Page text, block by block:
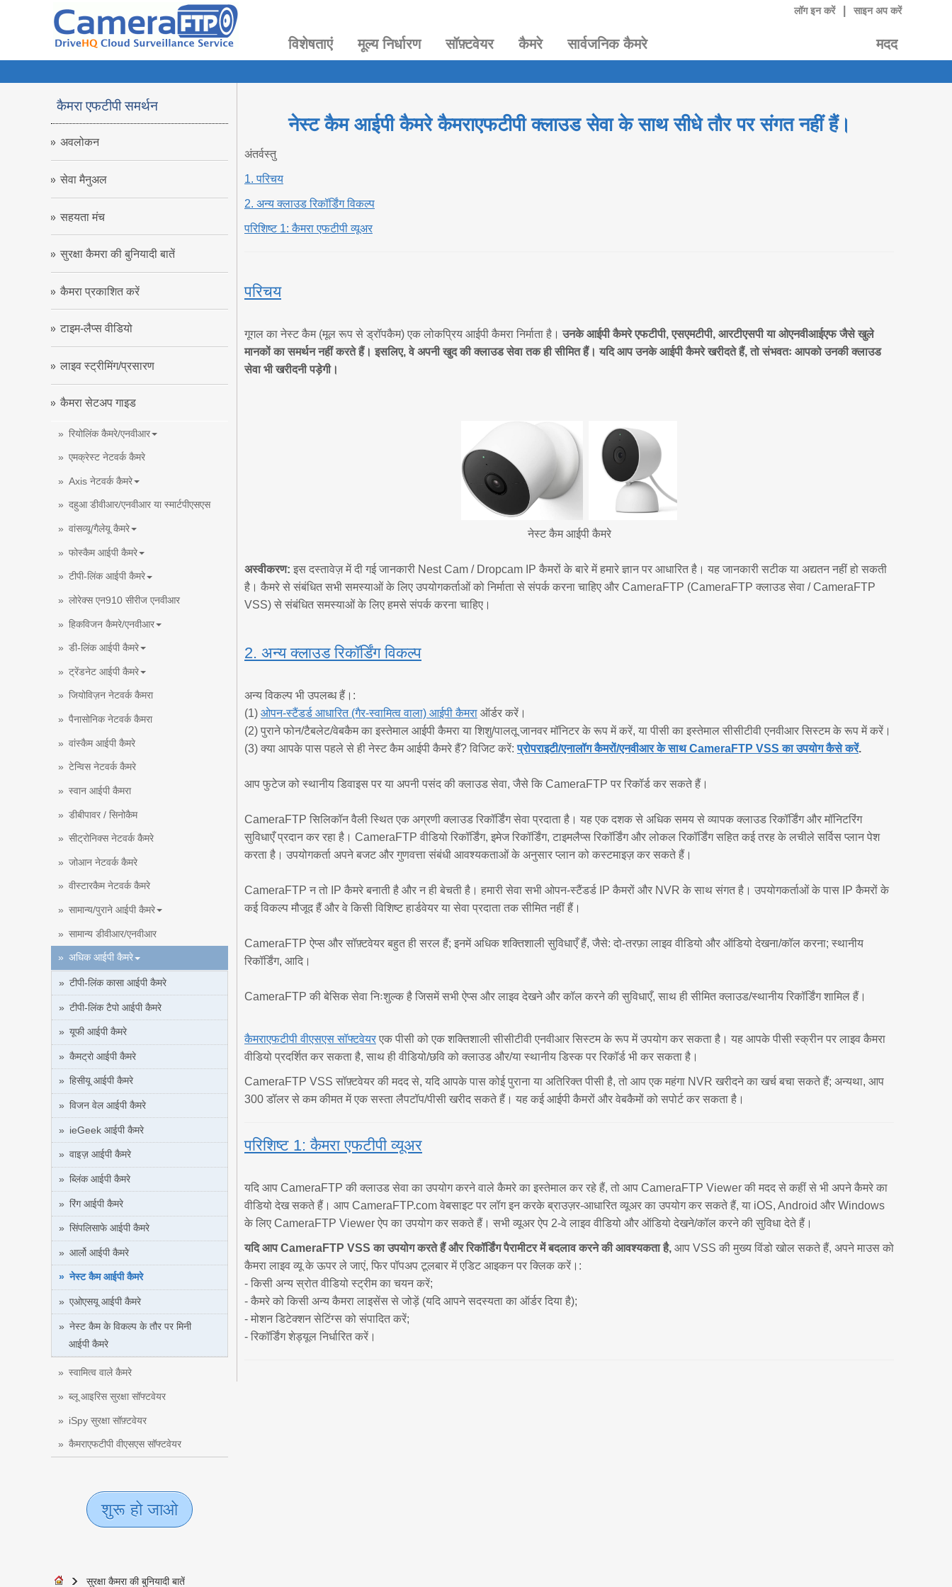
लॉग इन करें साइन अप करें
विशेषताएं मूल्य निर्धारण सॉफ़्टवेयर कैमरे सार्वजनिक कैमरे मदद
कैमरा एफटीपी समर्थन
अवलोकन
सेवा मैनुअल
सहयता मंच
सुरक्षा कैमरा की बुनियादी बातें
कैमरा प्रकाशित करें
टाइम-लैप्स वीडियो
लाइव स्ट्रीमिंग/प्रसारण
कैमरा सेटअप गाइड
रियोलिंक कैमरे/एनवीआर
एमक्रेस्ट नेटवर्क कैमरे
Axis नेटवर्क कैमरे
दहुआ डीवीआर/एनवीआर या स्मार्टपीएसएस
वांसव्यू/गैलेयू कैमरे
फोस्कैम आईपी कैमरे
टीपी-लिंक आईपी कैमरे
लोरेक्स एन910 सीरीज एनवीआर
हिकविजन कैमरे/एनवीआर
डी-लिंक आईपी कैमरे
ट्रेंडनेट आईपी कैमरे
जियोविज़न नेटवर्क कैमरा
पैनासोनिक नेटवर्क कैमरा
वांस्कैम आईपी कैमरे
टेन्विस नेटवर्क कैमरे
स्वान आईपी कैमरा
डीबीपावर / सिनोकैम
सीट्रोनिक्स नेटवर्क कैमरे
जोआन नेटवर्क कैमरे
वीस्टारकैम नेटवर्क कैमरे
सामान्य/पुराने आईपी कैमरे
सामान्य डीवीआर/एनवीआर
अधिक आईपी कैमरे
टीपी-लिंक कासा आईपी कैमरे
टीपी-लिंक टैपो आईपी कैमरे
यूफी आईपी कैमरे
कैमट्रो आईपी कैमरे
हिसीयू आईपी कैमरे
विजन वेल आईपी कैमरे
ieGeek आईपी कैमरे
वाइज़ आईपी कैमरे
ब्लिंक आईपी कैमरे
रिंग आईपी कैमरे
सिंपलिसाफे आईपी कैमरे
आर्लो आईपी कैमरे
नेस्ट कैम आईपी कैमरे
एओएसयू आईपी कैमरे
नेस्ट कैम के विकल्प के तौर पर मिनी
आईपी कैमरे
स्वामित्व वाले कैमरे
ब्लू आइरिस सुरक्षा सॉफ्टवेयर
iSpy सुरक्षा सॉफ़्टवेयर
कैमराएफटीपी वीएसएस सॉफ्टवेयर
शुरू हो जाओ
नेस्ट कैम आईपी कैमरे कैमराएफटीपी क्लाउड सेवा के साथ सीधे तौर पर संगत नहीं हैं।
अंतर्वस्तु
1. परिचय
2. अन्य क्लाउड रिकॉर्डिंग विकल्प
परिशिष्ट 1: कैमरा एफटीपी व्यूअर
परिचय
गूगल का नेस्ट कैम (मूल रूप से ड्रॉपकैम) एक लोकप्रिय आईपी कैमरा निर्माता है।उनके आईपी कैमरे एफटीपी, एसएमटीपी, आरटीएसपी या ओएनवीआईएफ जैसे खुले
मानकों का समर्थन नहीं करते हैं। इसलिए, वे अपनी खुद की क्लाउड सेवा तक ही सीमित हैं। यदि आप उनके आईपी कैमरे खरीदते हैं, तो संभवतः आपको उनकी क्लाउड
सेवा भी खरीदनी पड़ेगी।
नेस्ट कैम आईपी कैमरे
अस्वीकरण: इस दस्तावेज़ में दी गई जानकारी Nest Cam / Dropcam IP कैमरों के बारे में हमारे ज्ञान पर आधारित है। यह जानकारी सटीक या अद्यतन नहीं हो सकती
है। कैमरे से संबंधित सभी समस्याओं के लिए उपयोगकर्ताओं को निर्माता से संपर्क करना चाहिए और CameraFTP (CameraFTP क्लाउड सेवा / CameraFTP
VSS) से संबंधित समस्याओं के लिए हमसे संपर्क करना चाहिए।
2. अन्य क्लाउड रिकॉर्डिंग विकल्प
अन्य विकल्प भी उपलब्ध हैं।:
(1) ओपन-स्टैंडर्ड आधारित (गैर-स्वामित्व वाला) आईपी कैमरा ऑर्डर करें।
(2) पुराने फोन/टैबलेट/वेबकैम का इस्तेमाल आईपी कैमरा या शिशु/पालतू जानवर मॉनिटर के रूप में करें, या पीसी का इस्तेमाल सीसीटीवी एनवीआर सिस्टम के रूप में करें।
(3) क्या आपके पास पहले से ही नेस्ट कैम आईपी कैमरे हैं? विजिट करें:प्रोपराइटी/एनालॉग कैमरों/एनवीआर के साथ CameraFTP VSS का उपयोग कैसे करें.
आप फुटेज को स्थानीय डिवाइस पर या अपनी पसंद की क्लाउड सेवा, जैसे कि CameraFTP पर रिकॉर्ड कर सकते हैं।
CameraFTP सिलिकॉन वैली स्थित एक अग्रणी क्लाउड रिकॉर्डिंग सेवा प्रदाता है। यह एक दशक से अधिक समय से व्यापक क्लाउड रिकॉर्डिंग और मॉनिटरिंग
सुविधाएँ प्रदान कर रहा है। CameraFTP वीडियो रिकॉर्डिंग, इमेज रिकॉर्डिंग, टाइमलैप्स रिकॉर्डिंग और लोकल रिकॉर्डिंग सहित कई तरह के लचीले सर्विस प्लान पेश
करता है। उपयोगकर्ता अपने बजट और गुणवत्ता संबंधी आवश्यकताओं के अनुसार प्लान को कस्टमाइज़ कर सकते हैं।
CameraFTP न तो IP कैमरे बनाती है और न ही बेचती है। हमारी सेवा सभी ओपन-स्टैंडर्ड IP कैमरों और NVR के साथ संगत है। उपयोगकर्ताओं के पास IP कैमरों के
कई विकल्प मौजूद हैं और वे किसी विशिष्ट हार्डवेयर या सेवा प्रदाता तक सीमित नहीं हैं।
CameraFTP ऐप्स और सॉफ़्टवेयर बहुत ही सरल हैं; इनमें अधिक शक्तिशाली सुविधाएँ हैं, जैसे: दो-तरफ़ा लाइव वीडियो और ऑडियो देखना/कॉल करना; स्थानीय
रिकॉर्डिंग, आदि।
CameraFTP की बेसिक सेवा निःशुल्क है जिसमें सभी ऐप्स और लाइव देखने और कॉल करने की सुविधाएँ, साथ ही सीमित क्लाउड/स्थानीय रिकॉर्डिंग शामिल हैं।
कैमराएफटीपी वीएसएस सॉफ्टवेयर एक पीसी को एक शक्तिशाली सीसीटीवी एनवीआर सिस्टम के रूप में उपयोग कर सकता है। यह आपके पीसी स्क्रीन पर लाइव कैमरा
वीडियो प्रदर्शित कर सकता है, साथ ही वीडियो/छवि को क्लाउड और/या स्थानीय डिस्क पर रिकॉर्ड भी कर सकता है।
CameraFTP VSS सॉफ़्टवेयर की मदद से, यदि आपके पास कोई पुराना या अतिरिक्त पीसी है, तो आप एक महंगा NVR खरीदने का खर्च बचा सकते हैं; अन्यथा, आप
300 डॉलर से कम कीमत में एक सस्ता लैपटॉप/पीसी खरीद सकते हैं। यह कई आईपी कैमरों और वेबकैमों को सपोर्ट कर सकता है।
परिशिष्ट 1: कैमरा एफटीपी व्यूअर
यदि आप CameraFTP की क्लाउड सेवा का उपयोग करने वाले कैमरे का इस्तेमाल कर रहे हैं, तो आप CameraFTP Viewer की मदद से कहीं से भी अपने कैमरे का
वीडियो देख सकते हैं। आप CameraFTP.com वेबसाइट पर लॉग इन करके ब्राउज़र-आधारित व्यूअर का उपयोग कर सकते हैं, या iOS, Android और Windows
के लिए CameraFTP Viewer ऐप का उपयोग कर सकते हैं। सभी व्यूअर ऐप 2-वे लाइव वीडियो और ऑडियो देखने/कॉल करने की सुविधा देते हैं।
यदि आप CameraFTP VSS का उपयोग करते हैं और रिकॉर्डिंग पैरामीटर में बदलाव करने की आवश्यकता है, आप VSS की मुख्य विंडो खोल सकते हैं, अपने माउस को
कैमरा लाइव व्यू के ऊपर ले जाएं, फिर पॉपअप टूलबार में एडिट आइकन पर क्लिक करें।:
- किसी अन्य स्रोत वीडियो स्ट्रीम का चयन करें;
- कैमरे को किसी अन्य कैमरा लाइसेंस से जोड़ें (यदि आपने सदस्यता का ऑर्डर दिया है);
- मोशन डिटेक्शन सेटिंग्स को संपादित करें;
- रिकॉर्डिंग शेड्यूल निर्धारित करें।
सुरक्षा कैमरा की बुनियादी बातें